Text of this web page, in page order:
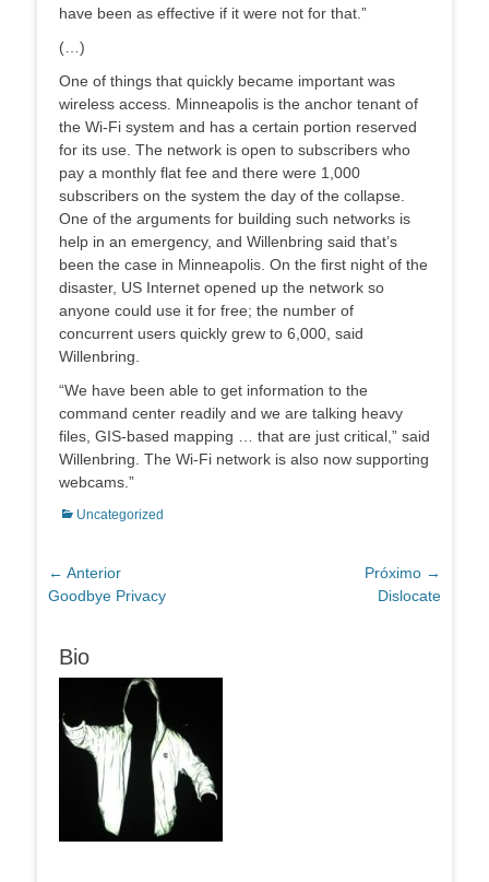
have been as effective if it were not for that.”
(…)
One of things that quickly became important was
wireless access. Minneapolis is the anchor tenant of
the Wi-Fi system and has a certain portion reserved
for its use. The network is open to subscribers who
pay a monthly flat fee and there were 1,000
subscribers on the system the day of the collapse.
One of the arguments for building such networks is
help in an emergency, and Willenbring said that’s
been the case in Minneapolis. On the first night of the
disaster, US Internet opened up the network so
anyone could use it for free; the number of
concurrent users quickly grew to 6,000, said
Willenbring.
“We have been able to get information to the
command center readily and we are talking heavy
files, GIS-based mapping … that are just critical,” said
Willenbring. The Wi-Fi network is also now supporting
webcams.”
Categorias:
Uncategorized
Navegação
de
← Anterior
Post
Goodbye Privacy
Próximo →
Dislocate
Bio